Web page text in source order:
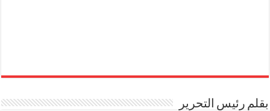
بقلم رئيس التحرير